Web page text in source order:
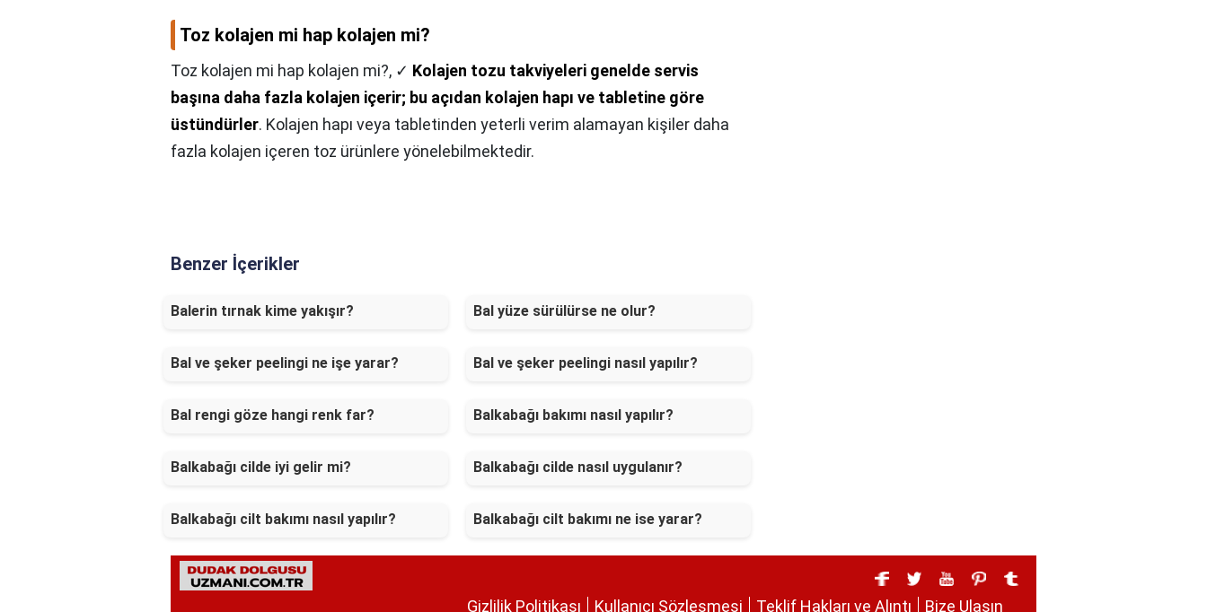
Toz kolajen mi hap kolajen mi?
Toz kolajen mi hap kolajen mi?, ✓ Kolajen tozu takviyeleri genelde servis
başına daha fazla kolajen içerir; bu açıdan kolajen hapı ve tabletine göre
üstündürler. Kolajen hapı veya tabletinden yeterli verim alamayan kişiler daha
fazla kolajen içeren toz ürünlere yönelebilmektedir.
Benzer İçerikler
Balerin tırnak kime yakışır? Bal yüze sürülürse ne olur?
Bal ve şeker peelingi ne işe yarar? Bal ve şeker peelingi nasıl yapılır?
Bal rengi göze hangi renk far? Balkabağı bakımı nasıl yapılır?
Balkabağı cilde iyi gelir mi? Balkabağı cilde nasıl uygulanır?
Balkabağı cilt bakımı nasıl yapılır? Balkabağı cilt bakımı ne ise yarar?
Gizlilik Politikası Kullanıcı Sözleşmesi Teklif Hakları ve Alıntı Bize Ulaşın